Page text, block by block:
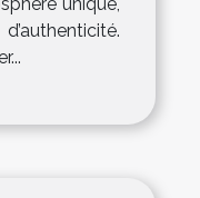
unique,